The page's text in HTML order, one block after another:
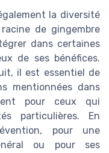
la diversité
de gingembre
dans certaines
de ses bénéfices.
il est essentiel de
mentionnées dans
pour ceux qui
particulières. En
pour une
ou pour ses